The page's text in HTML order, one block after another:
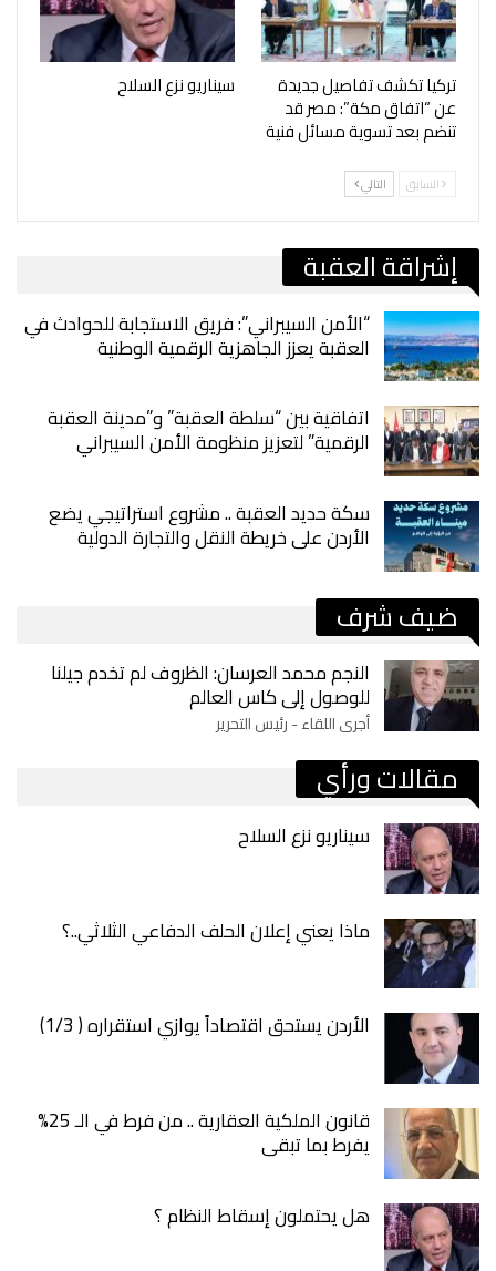
تركيا تكشف تفاصيل جديدة
عن “اتفاق مكة”: مصر قد
تنضم بعد تسوية مسائل فنية
سيناريو نزع السلاح
السابق التالي
إشراقة العقبة
“الأمن السيبراني”: فريق الاستجابة للحوادث في
العقبة يعزز الجاهزية الرقمية الوطنية
اتفاقية بين “سلطة العقبة” و”مدينة العقبة
الرقمية” لتعزيز منظومة الأمن السيبراني
سكة حديد العقبة .. مشروع استراتيجي يضع
الأردن على خريطة النقل والتجارة الدولية
ضيف شرف
النجم محمد العرسان: الظروف لم تخدم جيلنا
للوصول إلى كاس العالم
أجرى اللقاء - رئيس التحرير
مقالات ورأي
سيناريو نزع السلاح
ماذا يعني إعلان الحلف الدفاعي الثلاثي..؟
الأردن يستحق اقتصاداً يوازي استقراره ( 1/3)
قانون الملكية العقارية .. من فرط في الـ 25%
يفرط بما تبقى
هل يحتملون إسقاط النظام ؟